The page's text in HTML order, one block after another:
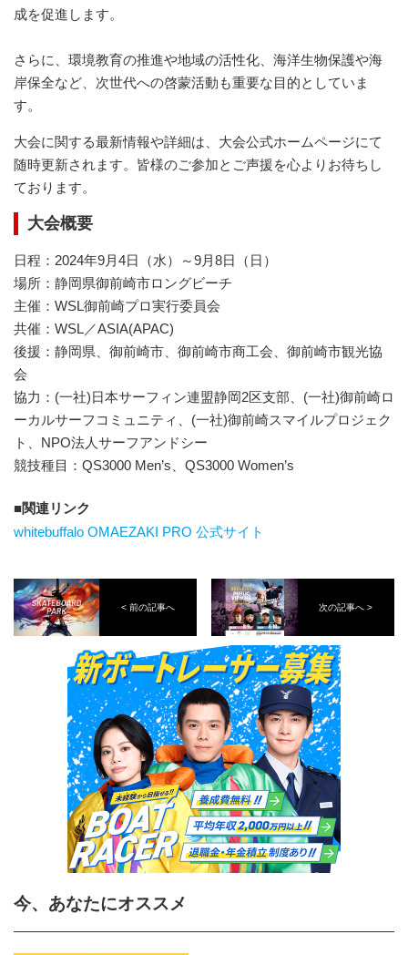
成を促進します。
さらに、環境教育の推進や地域の活性化、海洋生物保護や海
岸保全など、次世代への啓蒙活動も重要な目的としていま
す。
大会に関する最新情報や詳細は、大会公式ホームページにて
随時更新されます。皆様のご参加とご声援を心よりお待ちし
ております。
大会概要
日程：2024年9月4日（水）～9月8日（日）
場所：静岡県御前崎市ロングビーチ
主催：WSL御前崎プロ実行委員会
共催：WSL／ASIA(APAC)
後援：静岡県、御前崎市、御前崎市商工会、御前崎市観光協
会
協力：(一社)日本サーフィン連盟静岡2区支部、(一社)御前崎ロ
ーカルサーフコミュニティ、(一社)御前崎スマイルプロジェク
ト、NPO法人サーフアンドシー
競技種目：QS3000 Men’s、QS3000 Women’s
関連リンク
whitebuffalo OMAEZAKI PRO 公式サイト
< 前の記事へ 次の記事へ >
今、あなたにオススメ